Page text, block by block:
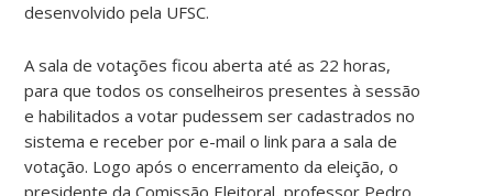
desenvolvido pela UFSC.
A sala de votações ficou aberta até as 22 horas,
para que todos os conselheiros presentes à sessão
e habilitados a votar pudessem ser cadastrados no
sistema e receber por e-mail o link para a sala de
votação. Logo após o encerramento da eleição, o
presidente da Comissão Eleitoral, professor Pedro